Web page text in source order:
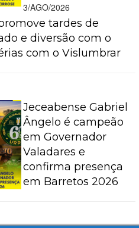
3/AGO/2026
tardes de
e diversão com o
com o Vislumbrar
Jeceabense Gabriel
Ângelo é campeão
em Governador
Valadares e
confirma presença
em Barretos 2026